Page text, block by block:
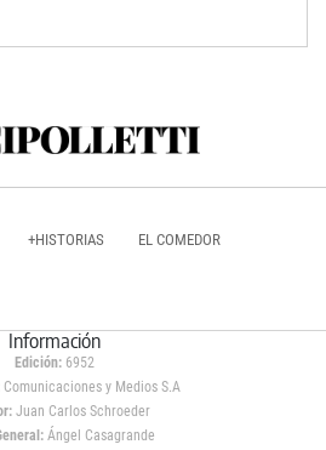
+HISTORIAS EL COMEDOR
Información
Edición: 6952
Comunicaciones y Medios S.A
Juan Carlos Schroeder
Ángel Casagrande